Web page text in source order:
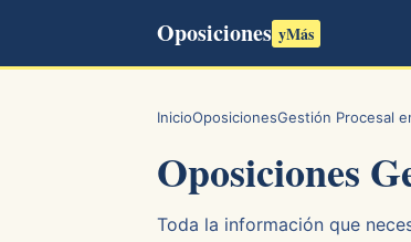
Oposiciones yMás
InicioOposicionesGestión Procesal
Oposiciones
Toda la información que